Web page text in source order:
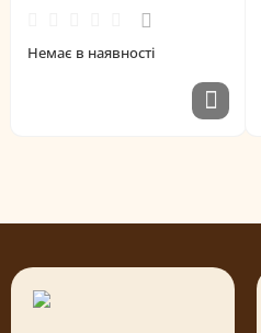
Немає в наявності